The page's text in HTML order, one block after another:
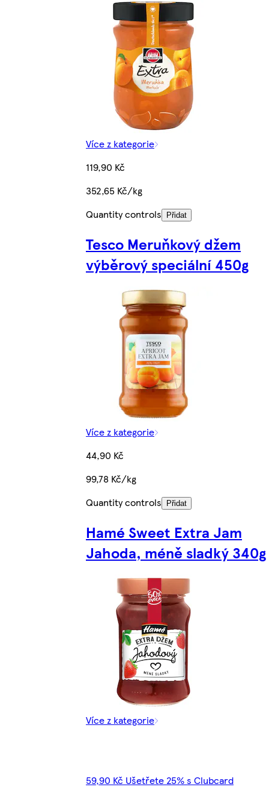
Více z kategorie
119,90 Kč
352,65 Kč/kg
Quantity controls
Přidat
Tesco Meruňkový džem
výběrový speciální 450g
Více z kategorie
44,90 Kč
99,78 Kč/kg
Quantity controls
Přidat
Hamé Sweet Extra Jam
Jahoda, méně sladký 340g
Více z kategorie
59,90 Kč Ušetřete 25% s Clubcard